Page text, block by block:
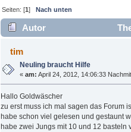
Seiten: [1]Nach unten
Autor
(Gelesen 7928 mal)
tim
Neuling braucht Hilfe
«am: April 24, 2012, 14:06:33
Hallo Goldwäscher
zu erst muss ich mal sagen das Forum
habe schon viel gelesen und gestaunt
habe zwei Jungs mit 10 und 12 basteln